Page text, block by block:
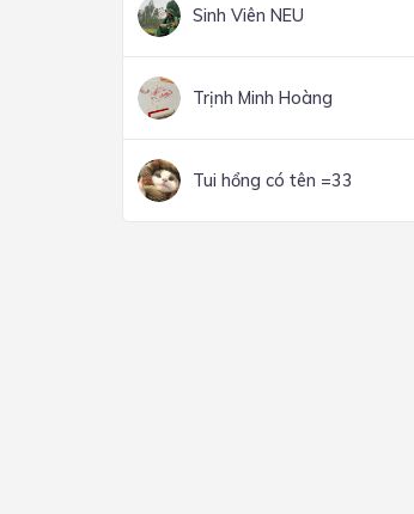
Sinh Viên NEU
Trịnh Minh Hoàng
Tui hổng có tên =33